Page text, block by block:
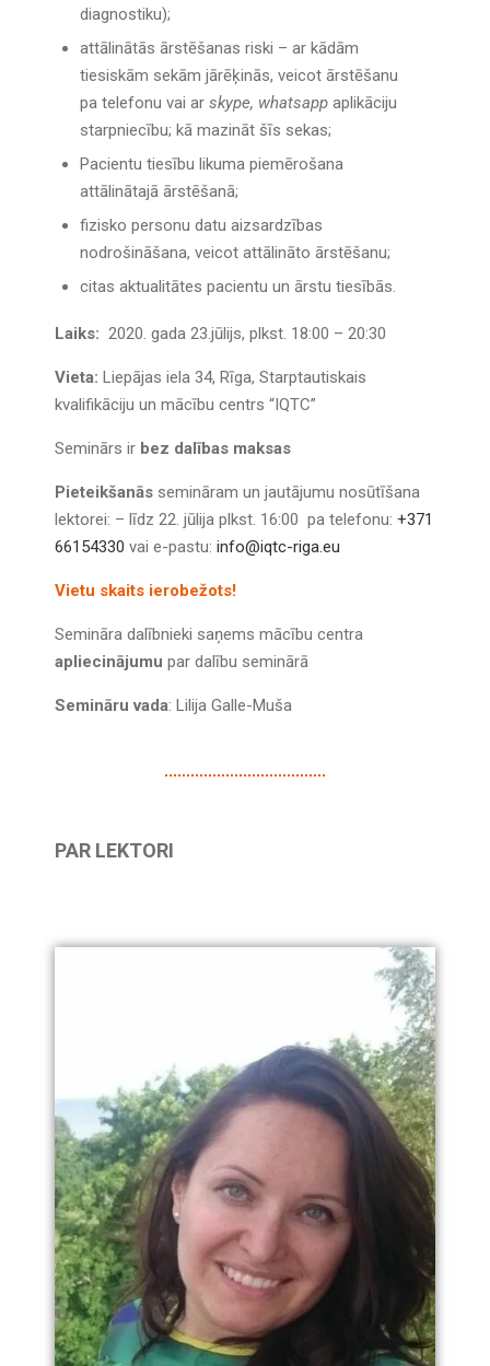
diagnostiku);
attālinātās ārstēšanas riski – ar kādām
tiesiskām sekām jārēķinās, veicot ārstēšanu
pa telefonu vai ar skype, whatsappaplikāciju
starpniecību; kā mazināt šīs sekas;
Pacientu tiesību likuma piemērošana
attālinātajā ārstēšanā;
fizisko personu datu aizsardzības
nodrošināšana, veicot attālināto ārstēšanu;
citas aktualitātes pacientu un ārstu tiesībās.
Laiks: 2020. gada 23.jūlijs, plkst. 18:00 – 20:30
Vieta: Liepājas iela 34, Rīga, Starptautiskais
kvalifikāciju un mācību centrs “IQTC”
Seminārs ir bez dalības maksas
Pieteikšanās semināram un jautājumu nosūtīšana
lektorei: – līdz 22. jūlija plkst. 16:00 pa telefonu: +371
66154330 vai e-pastu: info@iqtc-riga.eu
Vietu skaits ierobežots!
Semināra dalībnieki saņems mācību centra
apliecinājumu par dalību seminārā
Semināru vada: Lilija Galle-Muša
PAR LEKTORI